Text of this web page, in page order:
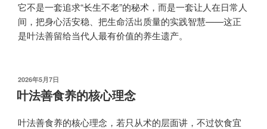
它不是一套追求“长生不老”的秘术，而是一套让人在日常人
间，把身心活安稳、把生命活出质量的实践智慧——这正
是叶法善留给当代人最有价值的养生遗产。
发
布
于
2026年5月7日
叶法善食养的核心理念
叶法善食养的核心理念，若只从术的层面讲，不过饮食宜